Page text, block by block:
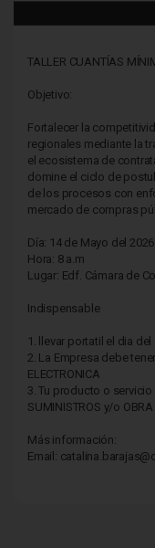
TALLER CUANTÍAS
Objetivo:
Fortalecer la
regionales mediante la
el ecosistema de
domine el ciclo de
de los procesos con
mercado de compras
Día: 14 de Mayo del 2026
Hora: 8 a.m
Lugar: Edf. Cámara de
Indispensable
1. llevar portatil el dia del
2. La Empresa debe
ELECTRONICA
3. Tu producto o servicio
SUMINISTROS y/o OBRA
Más información:
Email: